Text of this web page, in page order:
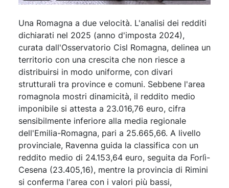
Una Romagna a due velocità. L'analisi dei redditi
dichiarati nel 2025 (anno d'imposta 2024),
curata dall'Osservatorio Cisl Romagna, delinea un
territorio con una crescita che non riesce a
distribuirsi in modo uniforme, con divari
strutturali tra province e comuni. Sebbene l'area
romagnola mostri dinamicità, il reddito medio
imponibile si attesta a 23.016,76 euro, cifra
sensibilmente inferiore alla media regionale
dell'Emilia-Romagna, pari a 25.665,66. A livello
provinciale, Ravenna guida la classifica con un
reddito medio di 24.153,64 euro, seguita da Forlì-
Cesena (23.405,16), mentre la provincia di Rimini
si conferma l'area con i valori più bassi,